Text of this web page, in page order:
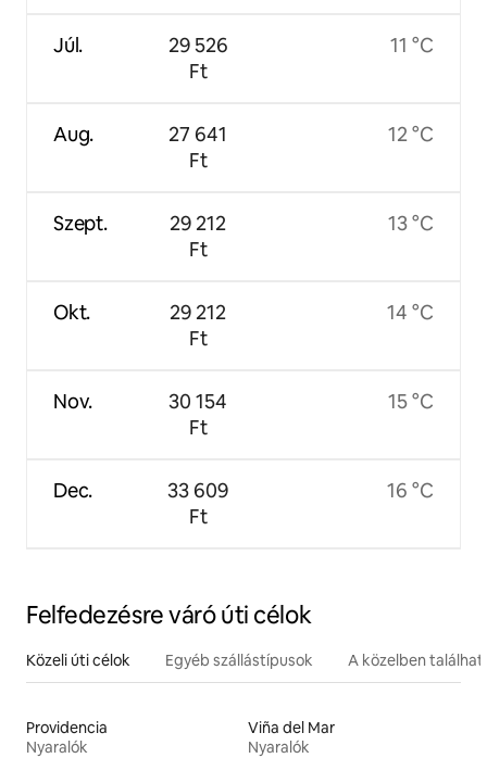
Júl.
Aug.
Szept.
Okt.
Nov.
Dec.
29 526
Ft
27 641
Ft
29 212
Ft
29 212
Ft
30 154
Ft
33 609
Ft
11 °C
12 °C
13 °C
14 °C
15 °C
16 °C
Felfedezésre váró úti célok
Közeli úti célok Egyéb szállástípusok A közelben
Providencia
Nyaralók
Viña del Mar
Nyaralók